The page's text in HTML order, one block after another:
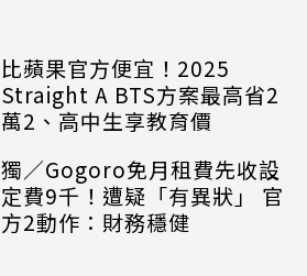
比蘋果官方便宜！2025
Straight A BTS方案最高省2
萬2、高中生享教育價
獨／Gogoro免月租費先收設
定費9千！遭疑「有異狀」 官
方2動作：財務穩健